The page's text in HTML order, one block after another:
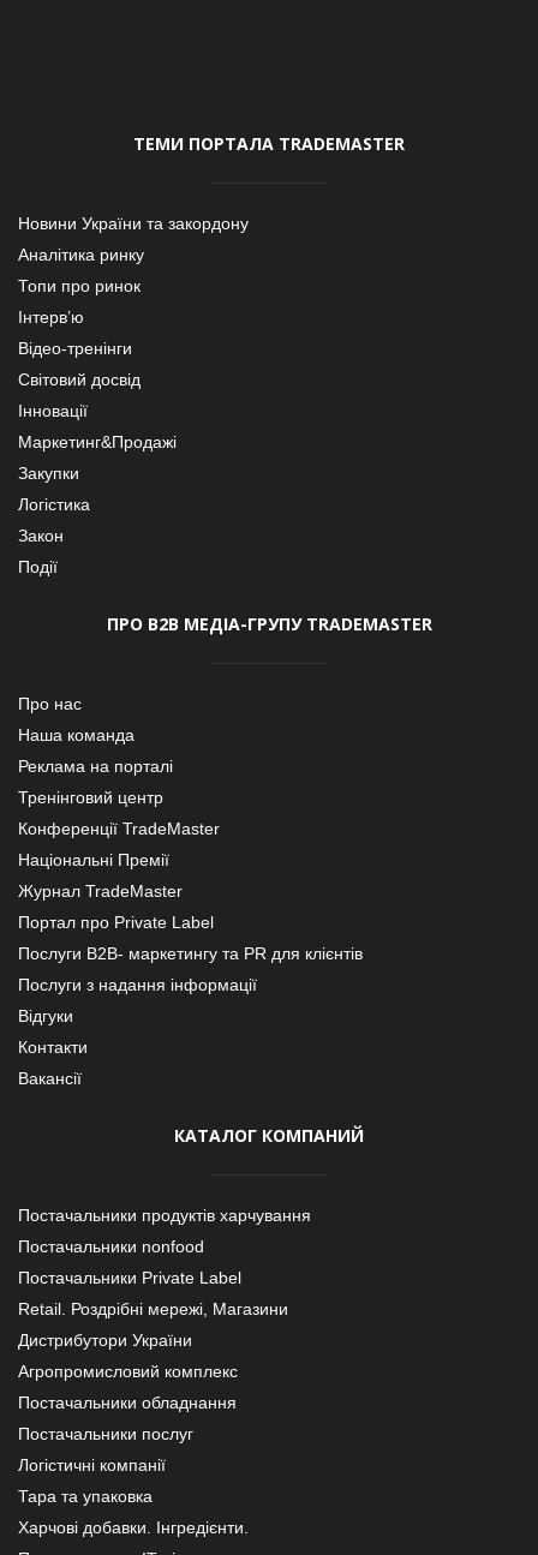
ТЕМИ ПОРТАЛА TRADEMASTER
Новини України та закордону
Аналітика ринку
Топи про ринок
Інтерв’ю
Відео-тренінги
Світовий досвід
Інновації
Маркетинг&Продажі
Закупки
Логістика
Закон
Події
ПРО В2В МЕДІА-ГРУПУ TRADEMASTER
Про нас
Наша команда
Реклама на порталі
Тренінговий центр
Конференції TradeMaster
Національні Премії
Журнал TradeMaster
Портал про Private Label
Послуги В2В- маркетингу та PR для клієнтів
Послуги з надання інформації
Відгуки
Контакти
Вакансії
КАТАЛОГ КОМПАНИЙ
Постачальники продуктів харчування
Постачальники nonfood
Постачальники Private Label
Retail. Роздрібні мережі, Магазини
Дистрибутори України
Агропромисловий комплекс
Постачальники обладнання
Постачальники послуг
Логістичні компанії
Тара та упаковка
Харчові добавки. Інгредієнти.